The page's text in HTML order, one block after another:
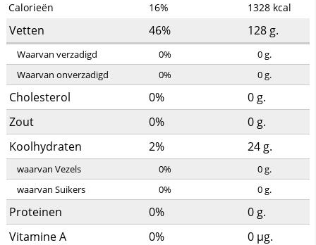
Calorieën 16% 1328 kcal
Vetten 46% 128 g.
Waarvan verzadigd 0% 0g.
Waarvan onverzadigd
0% 0g.
Cholesterol 0% 0 g.
Zout
0% 0 g.
Koolhydraten
2% 24 g.
waarvan Vezels 0% 0g.
waarvan Suikers
0% 0g.
Proteinen 0% 0 g.
Vitamine A
0% 0 µg.